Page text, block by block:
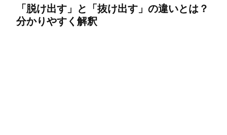
「脱け出す」と「抜け出す」の違いとは？
分かりやすく解釈